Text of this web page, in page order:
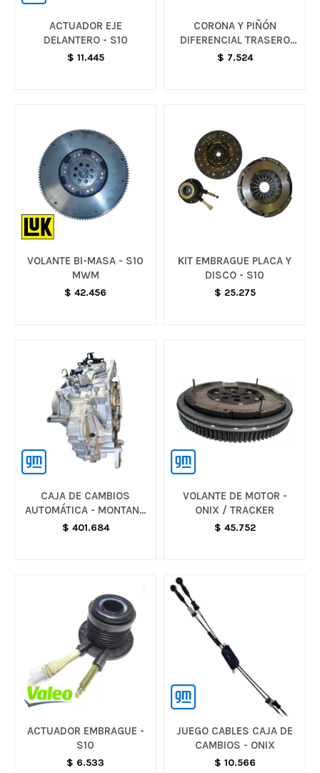
ACTUADOR EJE
DELANTERO - S10
$ 11.445
CORONA Y PIÑÓN
DIFERENCIAL TRASERO
43/9 - S10
$ 7.524
VOLANTE BI-MASA - S10
MWM
$ 42.456
KIT EMBRAGUE PLACA Y
DISCO - S10
$ 25.275
CAJA DE CAMBIOS
AUTOMÁTICA - MONTANA
G3
$ 401.684
VOLANTE DE MOTOR -
ONIX / TRACKER
$ 45.752
ACTUADOR EMBRAGUE -
S10
$ 6.533
JUEGO CABLES CAJA DE
CAMBIOS - ONIX
$ 10.566